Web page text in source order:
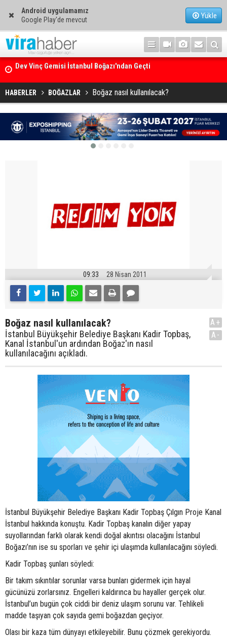
Android uygulamamız
Google Play'de mevcut
Yükle
Ege Denizi’nin En Büyük Mercan Ormanı
HABERLER BOĞAZLAR Boğaz nasıl kullanılacak?
09:33 28 Nisan 2011
Boğaz nasıl kullanılacak?
İstanbul Büyükşehir Belediye Başkanı Kadir Topbaş,
Kanal İstanbul'un ardından Boğaz'ın nasıl
kullanılacağını açıkladı.
A+
A-
İstanbul Büyükşehir Belediye Başkanı Kadir Topbaş Çılgın Proje Kanal
İstanbul hakkında konuştu. Kadir Topbaş kanalın diğer yapay
suyollarından farklı olarak kendi doğal akıntısı olacağını İstanbul
Boğazı’nın ise su sporları ve şehir içi ulaşımda kullanılacağını söyledi.
Kadir Topbaş şunları söyledi:
Bir takım sıkıntılar sorunlar varsa bunları gidermek için hayal
gücünüzü zorlarsınız. Engelleri kaldırınca bu hayaller gerçek olur.
İstanbul’un bugün çok ciddi bir deniz ulaşım sorunu var. Tehlikeli
madde taşıyan çok sayıda gemi boğazdan geçiyor.
Olası bir kaza tüm dünyayı etkileyebilir. Bunu çözmek gerekiyordu.